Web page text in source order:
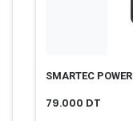
SMARTEC
79.000 DT